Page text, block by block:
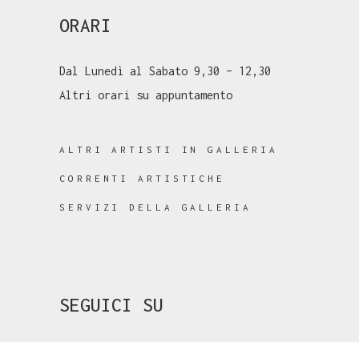
ORARI
Dal Lunedì al Sabato 9,30 – 12,30
Altri orari su appuntamento
ALTRI ARTISTI IN GALLERIA
CORRENTI ARTISTICHE
SERVIZI DELLA GALLERIA
SEGUICI SU